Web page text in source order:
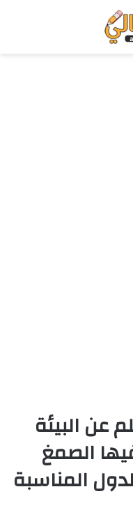
عن البيئة
الصمغ
المناسبة